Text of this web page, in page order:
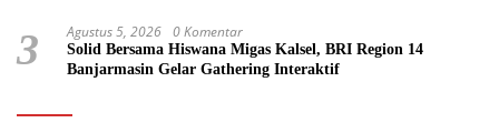
3 Agustus 5, 2026 0 Komentar
Solid Bersama Hiswana Migas Kalsel, BRI Region 14
Banjarmasin Gelar Gathering Interaktif